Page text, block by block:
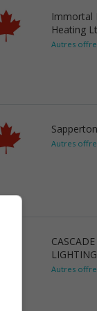
Immortal
Heating
Autres
Autres
Autres